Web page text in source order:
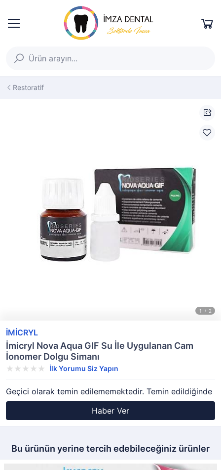
Restoratif
İMİCRYL
İmicryl Nova Aqua GIF Su İle Uygulanan Cam
İonomer Dolgu Simanı
İlk Yorumu Siz Yapın
Geçici olarak temin edilememektedir. Temin edildiğinde
Haber Ver
Bu ürünün yerine tercih edebileceğiniz ürünler